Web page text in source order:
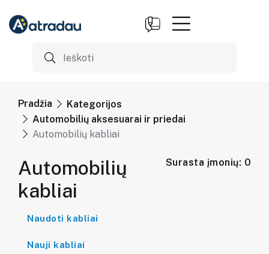
Pradžia
Kategorijos
Automobilių aksesuarai ir priedai
Automobilių kabliai
Automobilių
kabliai
Surasta įmonių: 0
Naudoti kabliai
Nauji kabliai